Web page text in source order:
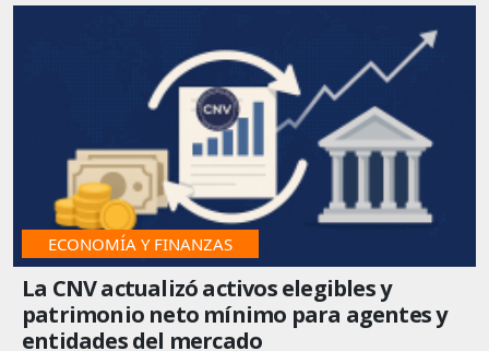
ECONOMÍA Y FINANZAS
La CNV actualizó activos elegibles y
patrimonio neto mínimo para agentes y
entidades del mercado